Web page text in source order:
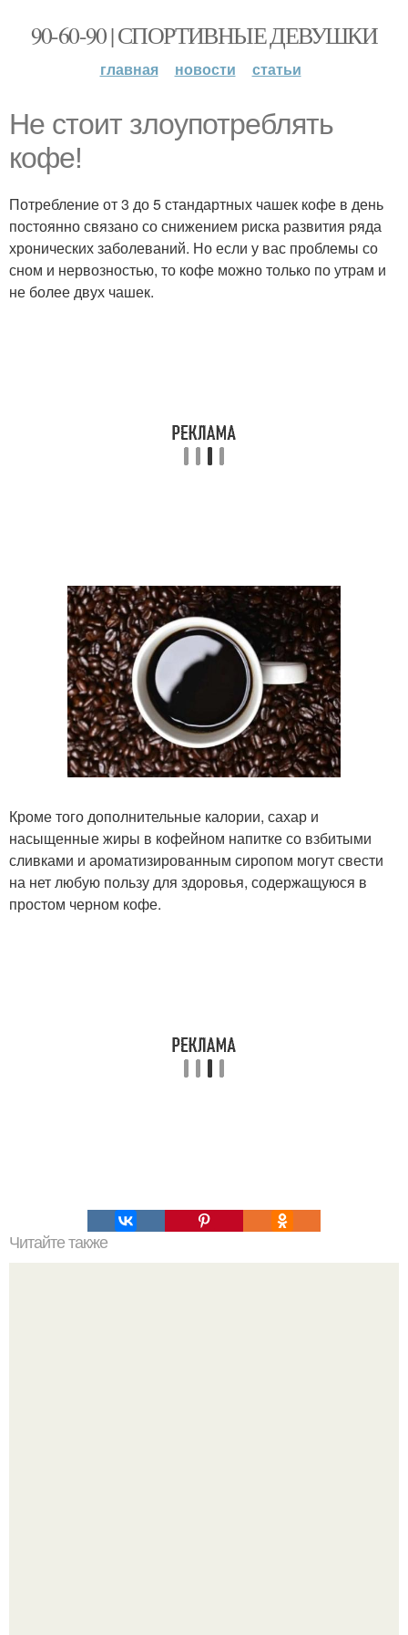
90-60-90 | СПОРТИВНЫЕ ДЕВУШКИ
главная новости статьи
Не стоит злоупотреблять
кофе!
Потребление от 3 до 5 стандартных чашек кофе в день
постоянно связано со снижением риска развития ряда
хронических заболеваний. Но если у вас проблемы со
сном и нервозностью, то кофе можно только по утрам и
не более двух чашек.
Кроме того дополнительные калории, сахар и
насыщенные жиры в кофейном напитке со взбитыми
сливками и ароматизированным сиропом могут свести
на нет любую пользу для здоровья, содержащуюся в
простом черном кофе.
Читайте также